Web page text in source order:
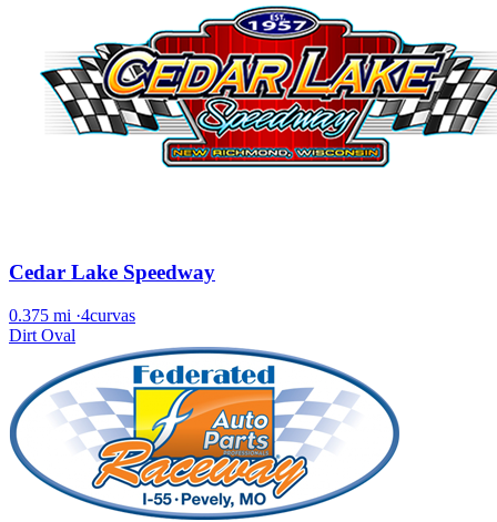
Cedar Lake Speedway
0.375 mi ·4curvas
Dirt Oval